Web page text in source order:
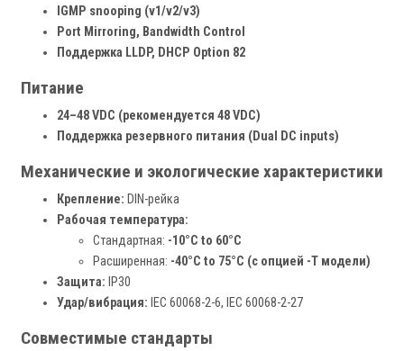
IGMP snooping (v1/v2/v3)
Port Mirroring, Bandwidth Control
Поддержка LLDP, DHCP Option 82
Питание
24–48 VDC (рекомендуется 48 VDC)
Поддержка резервного питания (Dual DC inputs)
Механические и экологические характеристики
Крепление: DIN-рейка
Рабочая температура:
Стандартная: -10°C to 60°C
Расширенная: -40°C to 75°C (с опцией -T модели)
Защита: IP30
Удар/вибрация: IEC 60068-2-6, IEC 60068-2-27
Совместимые стандарты